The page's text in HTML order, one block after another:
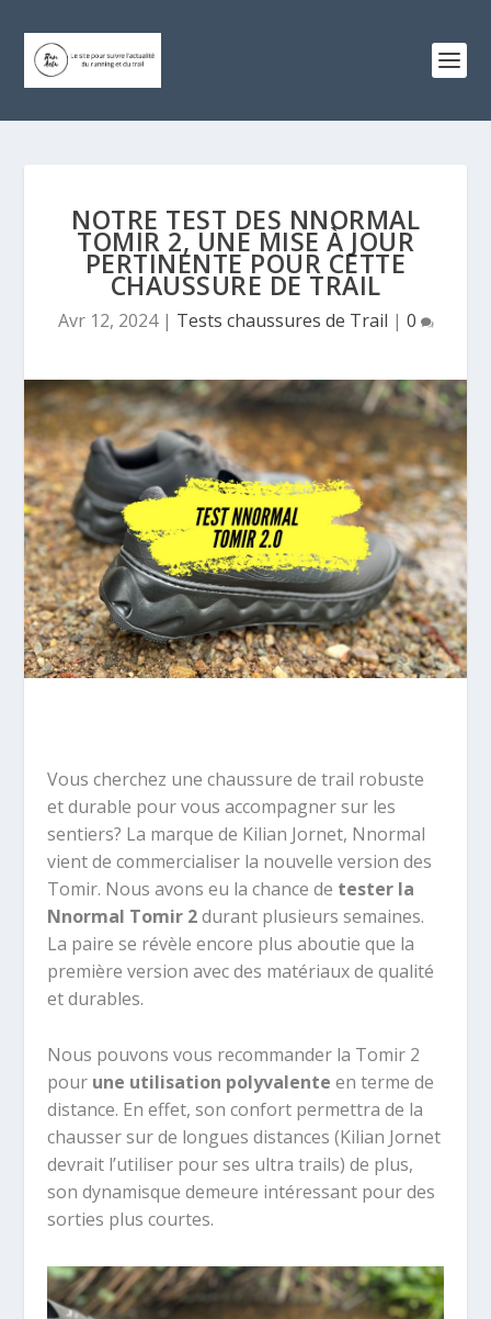
NOTRE TEST DES NNORMAL
TOMIR 2, UNE MISE À JOUR
PERTINENTE POUR CETTE
CHAUSSURE DE TRAIL
Avr 12, 2024| Tests chaussures de Trail | 0
Vous cherchez une chaussure de trail robuste
et durable pour vous accompagner sur les
sentiers? La marque de Kilian Jornet, Nnormal
vient de commercialiser la nouvelle version des
Tomir. Nous avons eu la chance de tester la
Nnormal Tomir 2durant plusieurs semaines.
La paire se révèle encore plus aboutie que la
première version avec des matériaux de qualité
et durables.
Nous pouvons vous recommander la Tomir 2
pourune utilisation polyvalente en terme de
distance. En effet, son confort permettra de la
chausser sur de longues distances (Kilian Jornet
devrait l’utiliser pour ses ultra trails) de plus,
son dynamisque demeure intéressant pour des
sorties plus courtes.